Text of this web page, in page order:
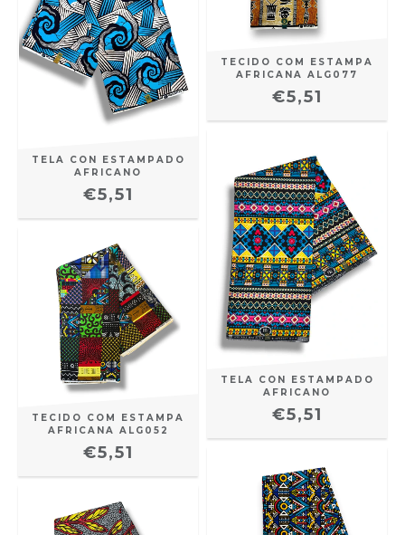
TELA CON ESTAMPADO
AFRICANO
€5,51
TECIDO COM ESTAMPA
AFRICANA ALG077
€5,51
TECIDO COM ESTAMPA
AFRICANA ALG052
€5,51
TELA CON ESTAMPADO
AFRICANO
€5,51